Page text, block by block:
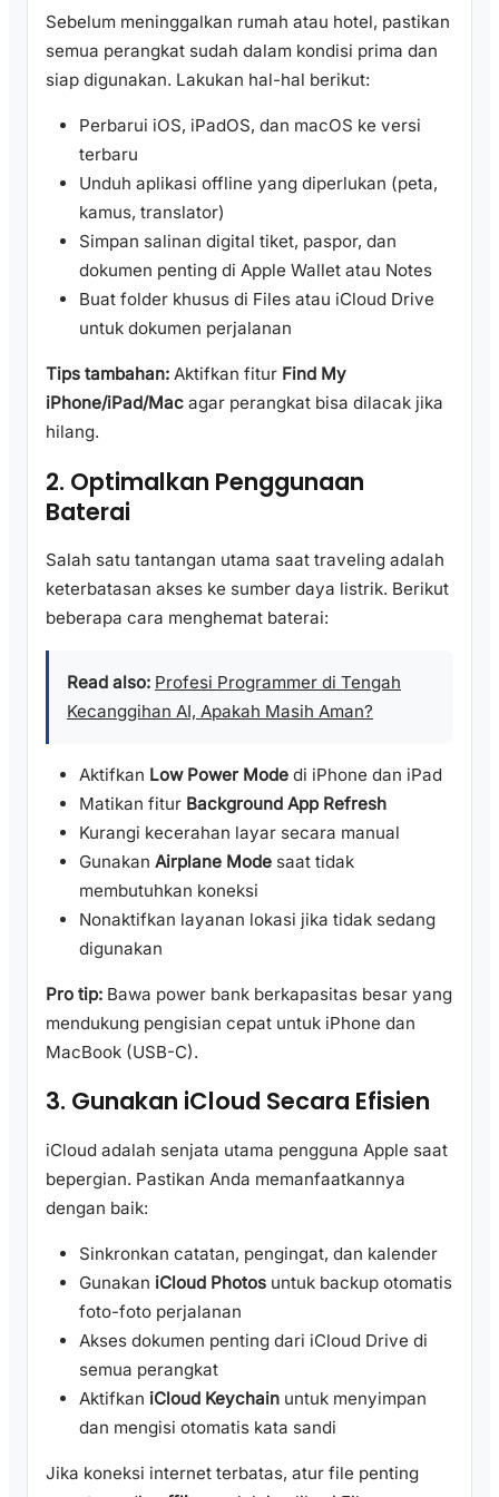
Sebelum meninggalkan rumah atau hotel, pastikan
semua perangkat sudah dalam kondisi prima dan
siap digunakan. Lakukan hal-hal berikut:
Perbarui iOS, iPadOS, dan macOS ke versi
terbaru
Unduh aplikasi offline yang diperlukan (peta,
kamus, translator)
Simpan salinan digital tiket, paspor, dan
dokumen penting di Apple Wallet atau Notes
Buat folder khusus di Files atau iCloud Drive
untuk dokumen perjalanan
Tips tambahan: Aktifkan fitur Find My
iPhone/iPad/Mac agar perangkat bisa dilacak jika
hilang.
2. Optimalkan Penggunaan
Baterai
Salah satu tantangan utama saat traveling adalah
keterbatasan akses ke sumber daya listrik. Berikut
beberapa cara menghemat baterai:
Read also: Profesi Programmer di Tengah
Kecanggihan AI, Apakah Masih Aman?
Aktifkan Low Power Mode di iPhone dan iPad
Matikan fitur Background App Refresh
Kurangi kecerahan layar secara manual
Gunakan Airplane Mode saat tidak
membutuhkan koneksi
Nonaktifkan layanan lokasi jika tidak sedang
digunakan
Pro tip: Bawa power bank berkapasitas besar yang
mendukung pengisian cepat untuk iPhone dan
MacBook (USB-C).
3. Gunakan iCloud Secara Efisien
iCloud adalah senjata utama pengguna Apple saat
bepergian. Pastikan Anda memanfaatkannya
dengan baik:
Sinkronkan catatan, pengingat, dan kalender
Gunakan iCloud Photos untuk backup otomatis
foto-foto perjalanan
Akses dokumen penting dari iCloud Drive di
semua perangkat
Aktifkan iCloud Keychain untuk menyimpan
dan mengisi otomatis kata sandi
Jika koneksi internet terbatas, atur file penting